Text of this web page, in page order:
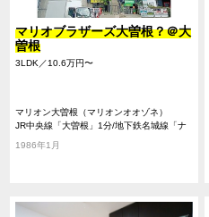
マリオブラザーズ大曽根？＠大
曽根
3LDK／10.6万円〜
マリオン大曽根（マリオンオオゾネ）
JR中央線「大曽根」1分/地下鉄名城線「ナ
ゴヤドーム前矢田」7分/地下鉄名城線「平
安通」12分
1986年1月